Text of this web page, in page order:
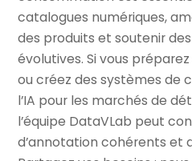
catalogues numériques,
des produits et soutenir
évolutives. Si vous
ou créez des systèmes de
l’IA pour les marchés de
l’équipe DataVLab peut
d’annotation cohérents et